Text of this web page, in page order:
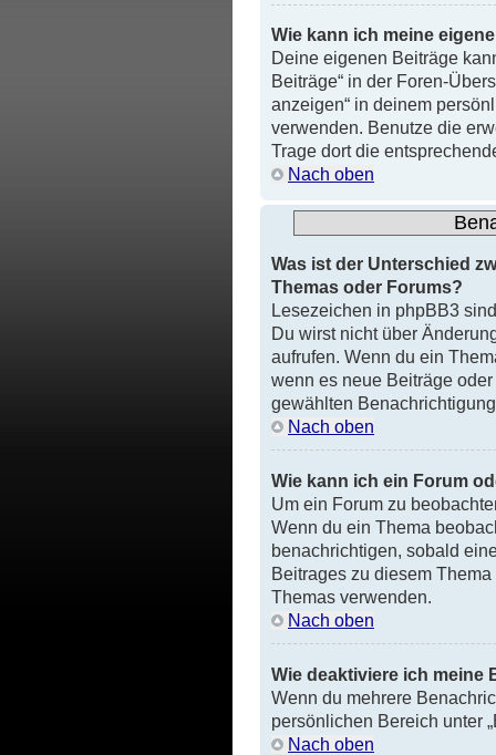
Wie kann ich meine
Deine eigenen Beiträge
Beiträge“ in der Foren-
anzeigen“ in deinem
verwenden. Benutze die
Trage dort die
Nach oben
Was ist der Unterschied
Themas oder Forums?
Lesezeichen in phpBB3
Du wirst nicht über
aufrufen. Wenn du ein
wenn es neue Beiträge
gewählten
Nach oben
Wie kann ich ein Forum
Um ein Forum zu
Wenn du ein Thema
benachrichtigen, sobald
Beitrages zu diesem
Themas verwenden.
Nach oben
Wie deaktiviere ich meine
Wenn du mehrere
persönlichen Bereich unter
Nach oben